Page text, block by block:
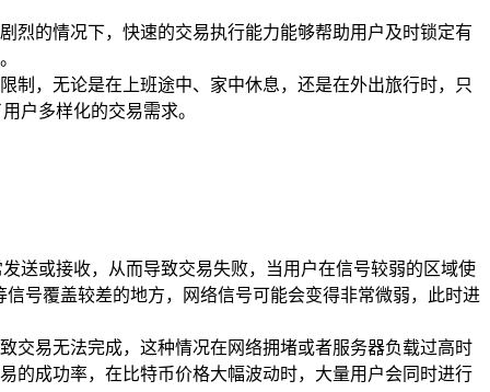
烈的情况下，快速的交易执行能力能够帮助用户及时锁定有
制，无论是在上班途中、家中休息，还是在外出旅行时，只
户多样化的交易需求。
送或接收，从而导致交易失败，当用户在信号较弱的区域使
号覆盖较差的地方，网络信号可能会变得非常微弱，此时进
交易无法完成，这种情况在网络拥堵或者服务器负载过高时
的成功率，在比特币价格大幅波动时，大量用户会同时进行